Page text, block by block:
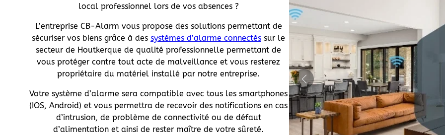
local professionnel lors de vos absences ?
L’entreprise CB-Alarm vous propose des solutions permettant de
sécuriser vos biens grâce à des systèmes d’alarme connectés sur le
secteur de Houtkerque de qualité professionnelle permettant de
vous protéger contre tout acte de malveillance et vous resterez
propriétaire du matériel installé par notre entreprise.
Votre système d’alarme sera compatible avec tous les smartphones
(IOS, Android) et vous permettra de recevoir des notifications en cas
d’intrusion, de problème de connectivité ou de défaut
d’alimentation et ainsi de rester maître de votre sûreté.